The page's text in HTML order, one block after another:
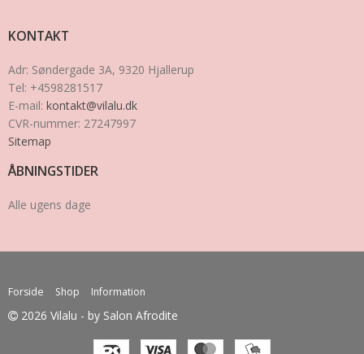
KONTAKT
Adr: Søndergade 3A, 9320 Hjallerup
Tel: +4598281517
E-mail: kontakt@vilalu.dk
CVR-nummer: 27247997
Sitemap
ÅBNINGSTIDER
Alle ugens dage
Forside Shop Information
2026 Vilalu - by Salon Afrodite